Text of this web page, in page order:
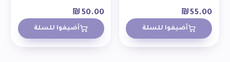
₪55.00
أضيفوا للسلة
₪ 50.00
أضيفوا للسلة